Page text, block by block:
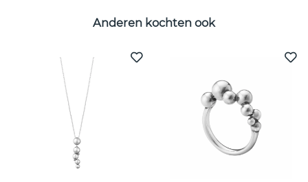
Anderen kochten ook